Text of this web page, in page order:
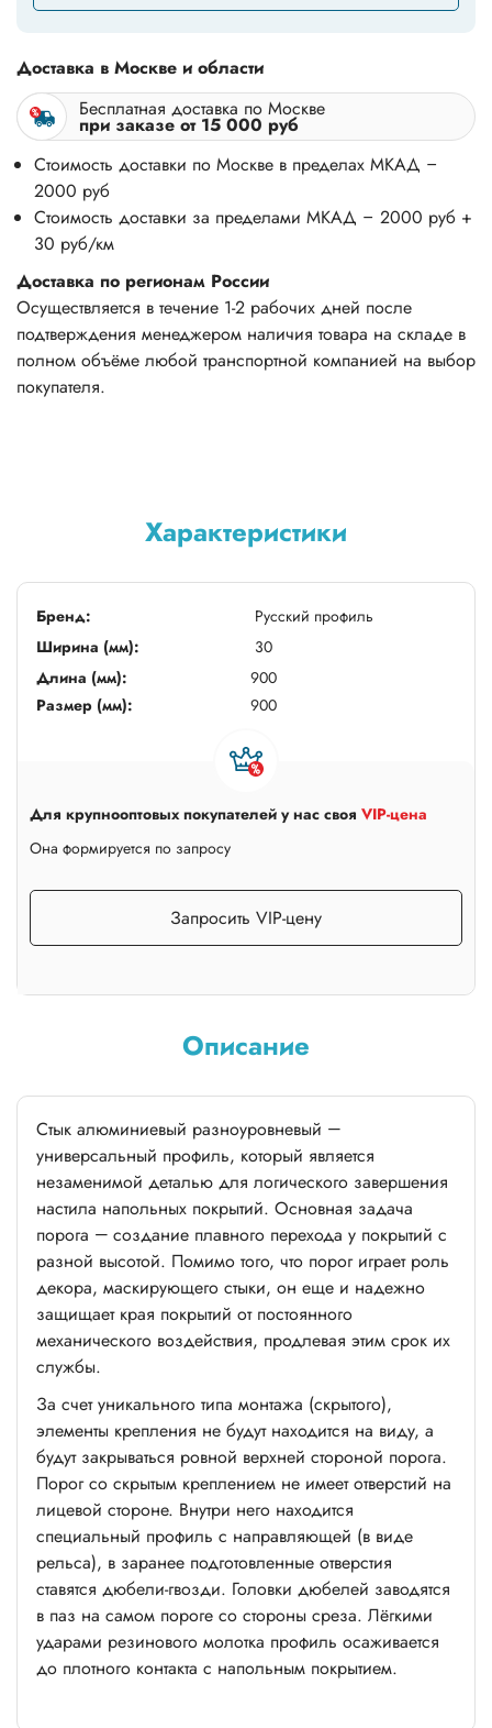
Доставка в Москве и области
Бесплатная доставка по Москве
при заказе от 15 000 руб
Стоимость доставки по Москве в пределах МКАД –
2000 руб
Стоимость доставки за пределами МКАД – 2000 руб +
30 руб/км
Доставка по регионам России
Осуществляется в течение 1-2 рабочих дней после
подтверждения менеджером наличия товара на складе в
полном объёме любой транспортной компанией на выбор
покупателя.
Характеристики
Бренд:
Русский профиль
Ширина (мм):
30
Длина (мм):
900
Размер (мм):
900
Для крупнооптовых покупателей у нас своя VIP-цена
Она формируется по запросу
Запросить VIP-цену
Описание
Стык алюминиевый разноуровневый —
универсальный профиль, который является
незаменимой деталью для логического завершения
настила напольных покрытий. Основная задача
порога — создание плавного перехода у покрытий с
разной высотой. Помимо того, что порог играет роль
декора, маскирующего стыки, он еще и надежно
защищает края покрытий от постоянного
механического воздействия, продлевая этим срок их
службы.
За счет уникального типа монтажа (скрытого),
элементы крепления не будут находится на виду, а
будут закрываться ровной верхней стороной порога.
Порог со скрытым креплением не имеет отверстий на
лицевой стороне. Внутри него находится
специальный профиль с направляющей (в виде
рельса), в заранее подготовленные отверстия
ставятся дюбели-гвозди. Головки дюбелей заводятся
в паз на самом пороге со стороны среза. Лёгкими
ударами резинового молотка профиль осаживается
до плотного контакта с напольным покрытием.